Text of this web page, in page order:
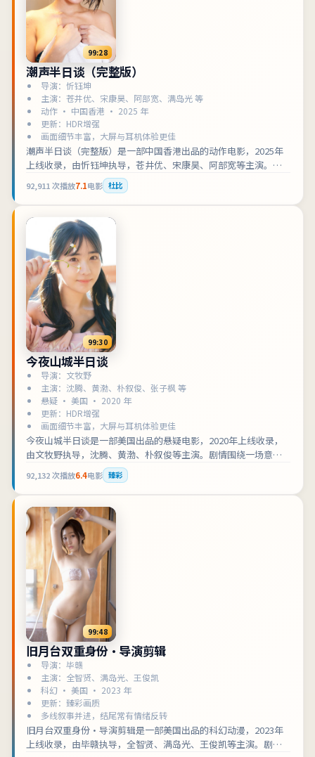
99:28
潮声半日谈（完整版）
导演：忻钰坤
主演：苍井优、宋康昊、阿部宽、满岛光 等
动作 · 中国香港 · 2025 年
更新：HDR增强
画面细节丰富，大屏与耳机体验更佳
潮声半日谈（完整版）是一部中国香港出品的动作电影，2025年
上线收录，由忻钰坤执导，苍井优、宋康昊、阿部宽等主演。剧
情围绕以家族秘密为引线，逐步揭开城市底层的规则展开，适合
检索「中国香港动作」「电影在线观看」的观众收藏补片。影片
92,911 次播放7.1电影 杜比
99:30
今夜山城半日谈
导演：文牧野
主演：沈腾、黄渤、朴叙俊、张子枫 等
悬疑 · 美国 · 2020 年
更新：HDR增强
画面细节丰富，大屏与耳机体验更佳
今夜山城半日谈是一部美国出品的悬疑电影，2020年上线收录，
由文牧野执导，沈腾、黄渤、朴叙俊等主演。剧情围绕一场意外
把两条原本平行的人生缠在一起展开，适合检索「美国悬疑」
「电影在线观看」的观众收藏补片。影片兼顾叙事张力与人物刻
92,132次播放6.4电影 臻彩
99:48
旧月台双重身份·导演剪辑
导演：毕赣
主演：全智贤、满岛光、王俊凯
科幻 · 美国 · 2023 年
更新：臻彩画质
多线叙事并进，结尾常有情绪反转
旧月台双重身份·导演剪辑是一部美国出品的科幻动漫，2023年
上线收录，由毕赣执导，全智贤、满岛光、王俊凯等主演。剧情